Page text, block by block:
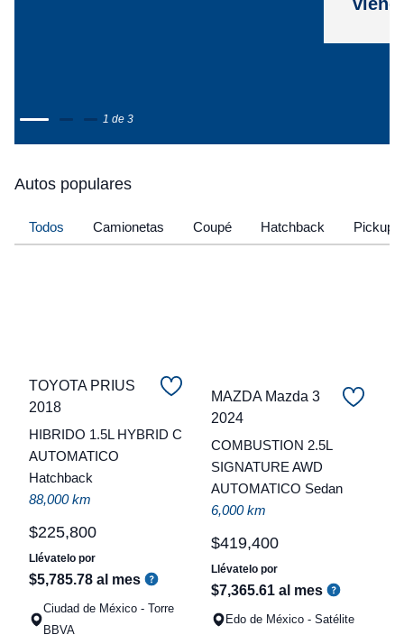
1 de 3
Autos populares
Todos Camionetas Coupé Hatchback Pickup
TOYOTA PRIUS
2018
HIBRIDO 1.5L HYBRID C
AUTOMATICO
Hatchback
88,000 km
$225,800
Llévatelo por
$5,785.78 al mes
Ciudad de México - Torre
BBVA
MAZDA Mazda 3
2024
COMBUSTION 2.5L
SIGNATURE AWD
AUTOMATICO Sedan
6,000 km
$419,400
Llévatelo por
$7,365.61 al mes
Edo de México - Satélite